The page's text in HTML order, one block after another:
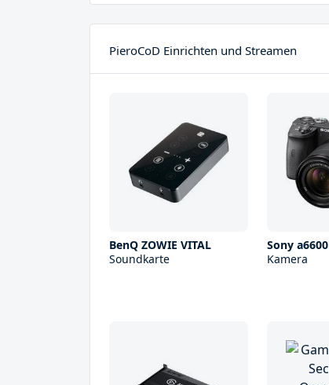
PieroCoD Einrichten und Streamen
BenQ ZOWIE VITAL
Soundkarte
Sony a6600
Kamera